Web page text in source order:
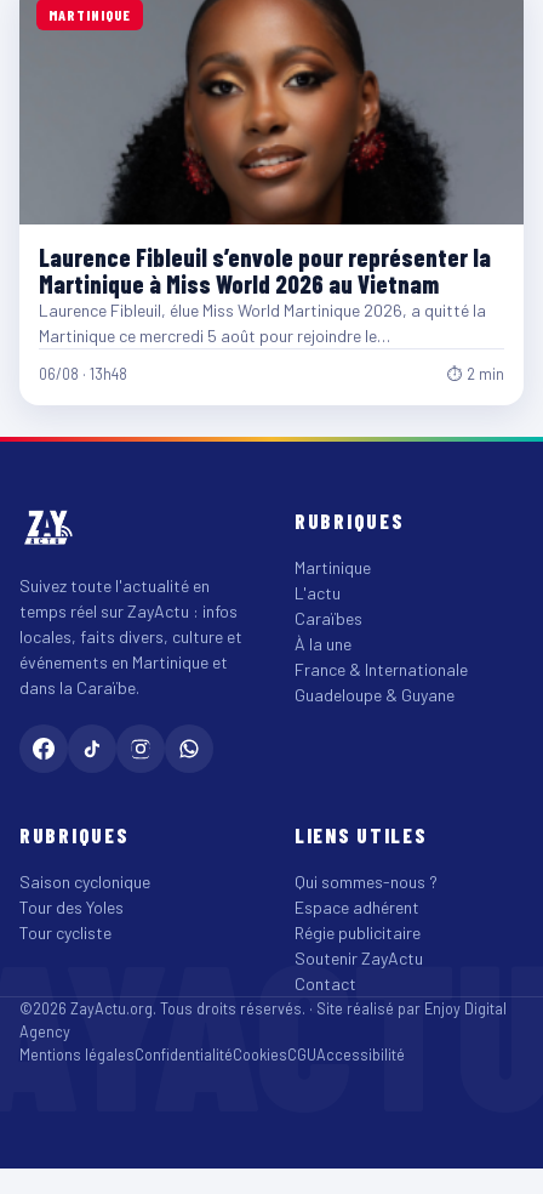
MARTINIQUE
Laurence Fibleuil s’envole pour représenter la
Martinique à Miss World 2026 au Vietnam
Laurence Fibleuil, élue Miss World Martinique 2026, a quitté la
Martinique ce mercredi 5 août pour rejoindre le…
06/08 · 13h48 ⏱ 2 min
Suivez toute l'actualité en
temps réel sur ZayActu : infos
locales, faits divers, culture et
événements en Martinique et
dans la Caraïbe.
RUBRIQUES
Martinique
L'actu
Caraïbes
À la une
France & Internationale
Guadeloupe & Guyane
RUBRIQUES
Saison cyclonique
Tour des Yoles
Tour cycliste
LIENS UTILES
Qui sommes-nous ?
Espace adhérent
Régie publicitaire
Soutenir ZayActu
Contact
©2026 ZayActu.org. Tous droits réservés. · Site réalisé par Enjoy Digital
Agency
Mentions légalesConfidentialitéCookiesCGUAccessibilité